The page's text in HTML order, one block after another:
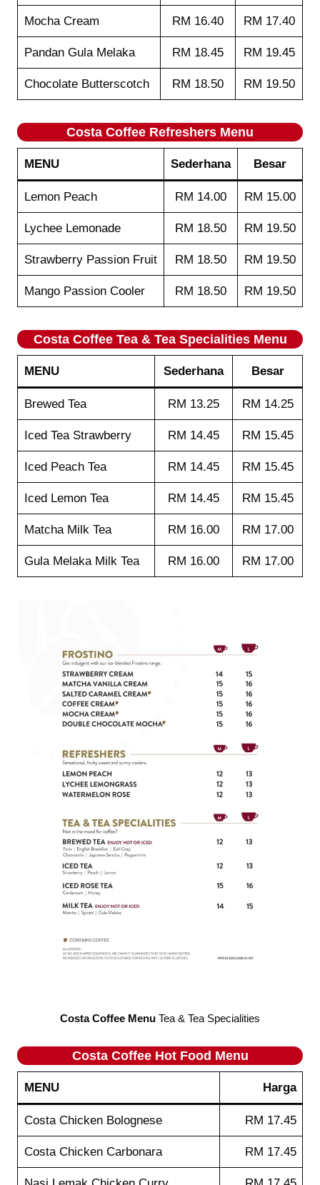
Mocha Cream RM 16.40 RM 17.40
Pandan Gula Melaka RM 18.45 RM 19.45
Chocolate Butterscotch RM 18.50 RM 19.50
Costa Coffee Refreshers Menu
MENU Sederhana Besar
Lemon Peach RM 14.00 RM 15.00
Lychee Lemonade RM 18.50 RM 19.50
Strawberry Passion Fruit RM 18.50 RM 19.50
Mango Passion Cooler RM 18.50 RM 19.50
Costa Coffee Tea & Tea Specialities Menu
MENU Sederhana Besar
Brewed Tea RM 13.25 RM 14.25
Iced Tea Strawberry RM 14.45 RM 15.45
Iced Peach Tea RM 14.45 RM 15.45
Iced Lemon Tea RM 14.45 RM 15.45
Matcha Milk Tea RM 16.00 RM 17.00
Gula Melaka Milk Tea RM 16.00 RM 17.00
Costa Coffee Menu Tea & Tea Specialities
Costa Coffee Hot Food Menu
MENU Harga
Costa Chicken Bolognese RM 17.45
Costa Chicken Carbonara RM 17.45